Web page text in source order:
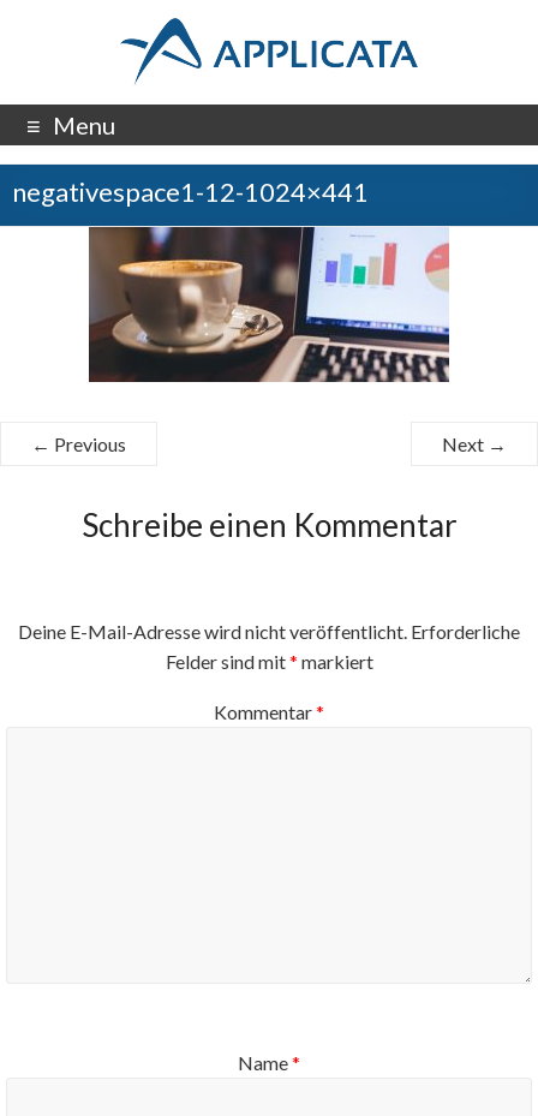
Menu
negativespace1-12-1024×441
← Previous Next →
Schreibe einen Kommentar
Deine E-Mail-Adresse wird nicht veröffentlicht. Erforderliche
Felder sind mit* markiert
Kommentar*
Name*